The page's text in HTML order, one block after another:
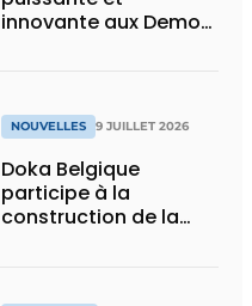
innovante aux Demo
NOUVELLES 9 JUILLET 2026
Doka Belgique
participe à la
construction de la